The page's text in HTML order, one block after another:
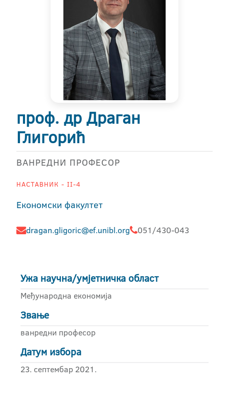
проф. др Драган
Глигорић
ВАНРЕДНИ ПРОФЕСОР
НАСТАВНИК - II-4
Економски факултет
dragan.gligoric@ef.unibl.org 051/430-043
Ужа научна/умјетничка област
Међународна економија
Звање
ванредни професор
Датум избора
23. септембар 2021.